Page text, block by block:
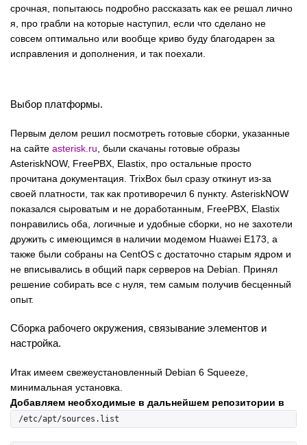
срочная, попытаюсь подробно рассказать как ее решал лично
я, про грабли на которые наступил, если что сделано не
совсем оптимально или вообще криво буду благодарен за
исправления и дополнения, и так поехали.
Выбор платформы.
Первым делом решил посмотреть готовые сборки, указанные
на сайте asterisk.ru , были скачаны готовые образы
AsteriskNOW, FreePBX, Elastix, про остальные просто
прочитана документация. TrixBox был сразу откинут из-за
своей платности, так как противоречил 6 пункту. AsteriskNOW
показался сыроватым и не доработанным, FreePBX, Elastix
понравились оба, логичные и удобные сборки, но не захотели
дружить с имеющимся в наличии модемом Huawei E173, а
также были собраны на CentOS с достаточно старым ядром и
не вписывались в общий парк серверов на Debian. Принял
решение собирать все с нуля, тем самым получив бесценный
опыт.
Сборка рабочего окружения, связывание элементов и
настройка.
Итак имеем свежеустановленный Debian 6 Squeeze,
минимальная установка.
Добавляем необходимые в дальнейшем репозитории в